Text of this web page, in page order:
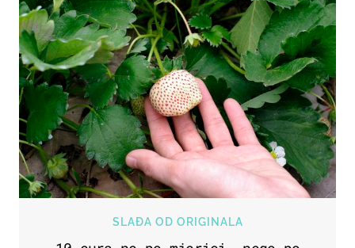
SLAĐA OD ORIGINALA